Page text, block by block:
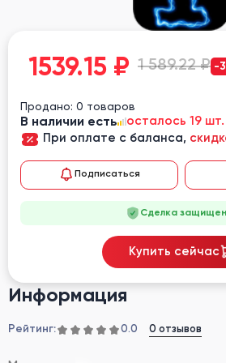
Информация
Рейтинг: 0.0 0 отзывов
1539.15 ₽ 1 589.22 ₽ -
Продано: 0 товаров
В наличии есть
осталось 19 шт.
При оплате с баланса,
Подписаться
Сделка
Купить сейчас